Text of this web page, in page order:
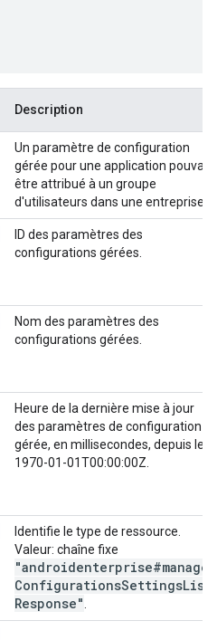
Description
Un paramètre de configuration
gérée pour une application pouvant
être attribué à un groupe
d'utilisateurs dans une entreprise.
ID des paramètres des
configurations gérées.
Nom des paramètres des
configurations gérées.
Heure de la dernière mise à jour
des paramètres de configuration
gérée, en millisecondes, depuis le
1970-01-01T00:00:00Z.
Identifie le type de ressource.
Valeur: chaîne fixe
"androidenterprise#managed
ConfigurationsSettingsList
Response"